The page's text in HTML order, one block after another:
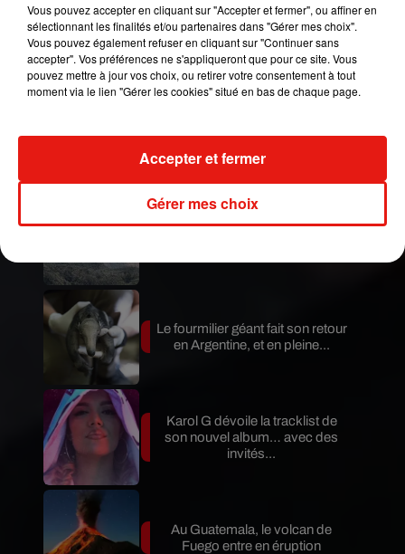
Six à propos de J-Lo.
Pour rappel, Jennifer Lopez et Ben Affleck
étaient séparés depuis 17 ans.Ils avaient
annoncé leurs fiançailles en 2002 après plusieurs
Mundo Latino
Guatemala : l'éruption du volcan
Le fourmilier géant fait son retour
en Argentine, et en pleine...
Karol G dévoile la tracklist de
son nouvel album… avec des
invités...
Au Guatemala, le volcan de
Fuego entre en éruption
Vous pouvez accepter en cliquant sur "Accepter et fermer", ou affiner en
sélectionnant les finalités et/ou partenaires dans "Gérer mes choix".
Vous pouvez également refuser en cliquant sur "Continuer sans
accepter". Vos préférences ne s'appliqueront que pour ce site. Vous
pouvez mettre à jour vos choix, ou retirer votre consentement à tout
moment via le lien "Gérer les cookies" situé en bas de chaque page.
Gérer mes choix
Accepter et fermer